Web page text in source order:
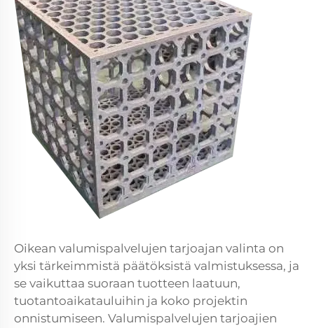
Oikean valumispalvelujen tarjoajan valinta on
yksi tärkeimmistä päätöksistä valmistuksessa, ja
se vaikuttaa suoraan tuotteen laatuun,
tuotantoaikatauluihin ja koko projektin
onnistumiseen. Valumispalvelujen tarjoajien